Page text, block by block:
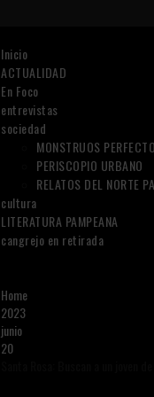
Inicio
ACTUALIDAD
En Foco
entrevistas
sociedad
MONSTRUOS
PERISCOPIO URBANO
RELATOS DEL NORTE
cultura
LITERATURA PAMPEANA
cangrejo en retirada
Home
2023
junio
20